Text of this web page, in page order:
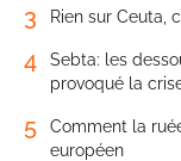
3 Rien sur Ceuta,
4
Sebta: les
provoqué la
5
Comment la
européen